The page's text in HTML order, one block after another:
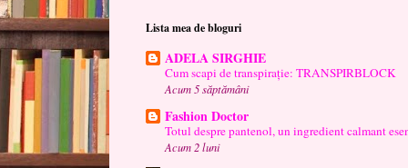
Lista mea de bloguri
ADELA SIRGHIE
Cum scapi de transpirație: TRANSPIRBLOCK
Acum 5 săptămâni
Fashion Doctor
Totul despre pantenol, un ingredient calmant
Acum 2 luni